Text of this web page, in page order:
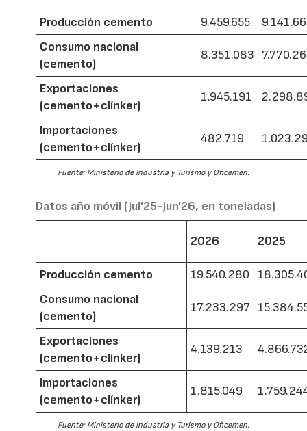
Producción cemento 9.459.655
Consumo nacional
(cemento)
8.351.083
Exportaciones
(cemento+clínker)
1.945.191
Importaciones
(cemento+clínker)
482.719
Fuente: Ministerio de Industria y Turismo y Oficemen.
Datos año móvil (jul'25-jun'26, en toneladas)
2026 2025
Producción cemento 19.540.280
Consumo nacional
(cemento)
17.233.297
Exportaciones
(cemento+clínker)
4.139.213
Importaciones
(cemento+clínker)
1.815.049
Fuente: Ministerio de Industria y Turismo y Oficemen.